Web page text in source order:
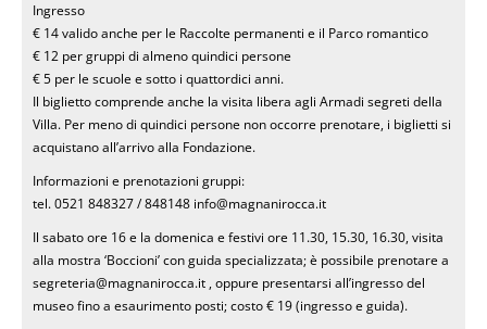
Ingresso
€ 14 valido anche per le Raccolte permanenti e il Parco romantico
€ 12 per gruppi di almeno quindici persone
€ 5 per le scuole e sotto i quattordici anni.
Il biglietto comprende anche la visita libera agli Armadi segreti della
Villa. Per meno di quindici persone non occorre prenotare, i biglietti si
acquistano all’arrivo alla Fondazione.
Informazioni e prenotazioni gruppi:
tel. 0521 848327 / 848148 info@magnanirocca.it
Il sabato ore 16 e la domenica e festivi ore 11.30, 15.30, 16.30, visita
alla mostra ‘Boccioni’ con guida specializzata; è possibile prenotare a
segreteria@magnanirocca.it , oppure presentarsi all’ingresso del
museo fino a esaurimento posti; costo € 19 (ingresso e guida).